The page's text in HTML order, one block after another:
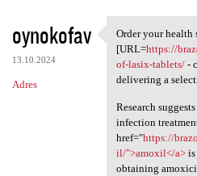
oynokofav
13.10.2024
Adres
Order your
Order your
[URL=https://
of-lasix-tablets/-
delivering a
Research
infection
href="https://
il/">amoxil</a>is
obtaining